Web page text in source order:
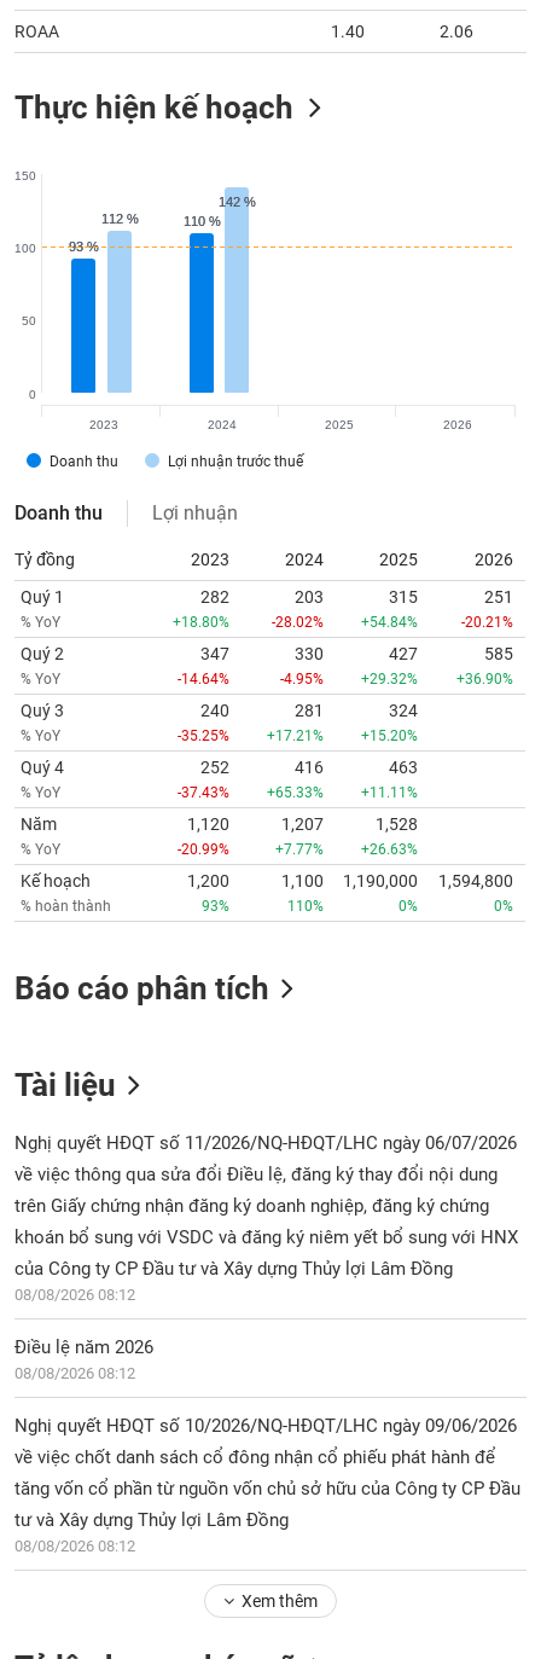
ROAA 1.40 2.06
Thực hiện kế hoạch
93 %
93 %
110 %
110 %
112 %
112 %
142 %
142 %
Doanh thu Lợi nhuận trước thuế
0
50
100
150
2023 2024 2025 2026
Doanh thu Lợi nhuận
Tỷ đồng 2023 2024 2025
2026
Quý 1
% YoY
282
+18.80%
203
-28.02%
315
+54.84%
251
-20.21%
Quý 2
% YoY
347
-14.64%
330
-4.95%
427
+29.32%
585
+36.90%
Quý 3
% YoY
240
-35.25%
281
+17.21%
324
+15.20%
Quý 4
% YoY
252
-37.43%
416
+65.33%
463
+11.11%
Năm
% YoY
1,120
-20.99%
1,207
+7.77%
1,528
+26.63%
Kế hoạch
% hoàn thành
1,200
93%
1,100
110%
1,190,000
0%
1,594,800
0%
Báo cáo phân tích
Tài liệu
Nghị quyết HĐQT số 11/2026/NQ-HĐQT/LHC ngày 06/07/2026
về việc thông qua sửa đổi Điều lệ, đăng ký thay đổi nội dung
trên Giấy chứng nhận đăng ký doanh nghiệp, đăng ký chứng
khoán bổ sung với VSDC và đăng ký niêm yết bổ sung với HNX
của Công ty CP Đầu tư và Xây dựng Thủy lợi Lâm Đồng
08/08/2026 08:12
Điều lệ năm 2026
08/08/2026 08:12
Nghị quyết HĐQT số 10/2026/NQ-HĐQT/LHC ngày 09/06/2026
về việc chốt danh sách cổ đông nhận cổ phiếu phát hành để
tăng vốn cổ phần từ nguồn vốn chủ sở hữu của Công ty CP Đầu
tư và Xây dựng Thủy lợi Lâm Đồng
08/08/2026 08:12
Xem thêm